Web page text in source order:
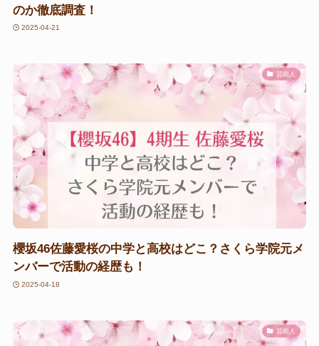
のか徹底調査！
2025-04-21
芸能人
櫻坂46佐藤愛桜の中学と高校はどこ？さくら学院元メ
ンバーで活動の経歴も！
2025-04-18
芸能人